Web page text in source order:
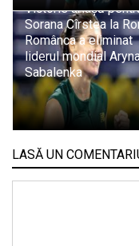
Victorie uriașă
Sorana Cîrstea la
Românca a eliminat
liderul mondial
Sabalenka
LASĂ UN